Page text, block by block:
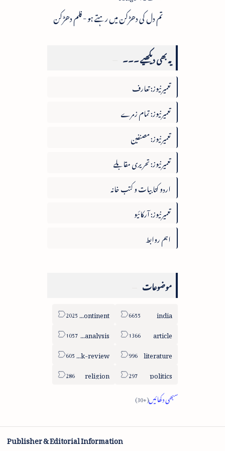
تم دل کی دھڑکن میں رہتے ہو - فلم دھڑکن
یہ بھی دیکھیے ۔۔۔
تعمیرنیوز: تعارف
تعمیرنیوز: تمام زمرے
تعمیرنیوز: مصنفین
تعمیرنیوز: تحریری مقابلے
اردو کتابیات و کتب خانہ
تعمیرنیوز: آرکائیو
اہم روابط
موضوعات
india
sub-continent
article
column-analysis
literature
book-review
politics
religion
Publisher & Editorial Information